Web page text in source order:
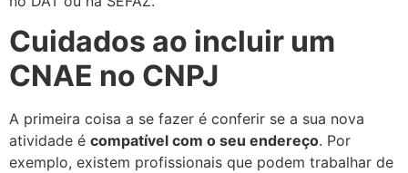
Cuidados ao incluir um
CNAE no CNPJ
A primeira coisa a se fazer é conferir se a sua nova
atividade é compatível com o seu endereço. Por
exemplo, existem profissionais que podem trabalhar de